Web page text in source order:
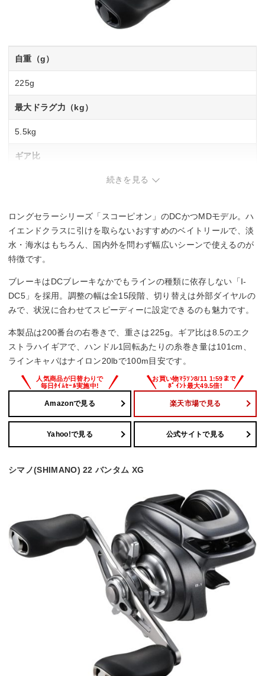
自重（g）
225g
最大ドラグ力（kg）
5.5kg
ギア比
101cm
14lb－145m、16lb－120m、20lb－100m
糸巻量PE（号－m）
続きを見る
ロングセラーシリーズ「スコーピオン」のDCかつMDモデル。ハ
イエンドクラスに引けを取らないおすすめのベイトリールで、淡
水・海水はもちろん、国内外を問わず幅広いシーンで使えるのが
特徴です。
ブレーキはDCブレーキなかでもラインの種類に依存しない「I-
DC5」を採用。調整の幅は全15段階、切り替えは外部ダイヤルの
みで、状況に合わせてスピーディーに設定できるのも魅力です。
本製品は200番台の右巻きで、重さは225g。ギア比は8.5のエク
ストラハイギアで、ハンドル1回転あたりの糸巻き量は101cm、
ラインキャパはナイロン20lbで100m目安です。
Amazonで見る 楽天市場で見る
Yahoo!で見る 公式サイトで見る
シマノ(SHIMANO) 22 バンタム XG